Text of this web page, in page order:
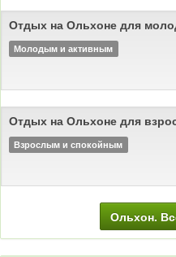
Отдых на Ольхоне для
Молодым и активным
Отдых на Ольхоне для
Взрослым и спокойным
Ольхон.